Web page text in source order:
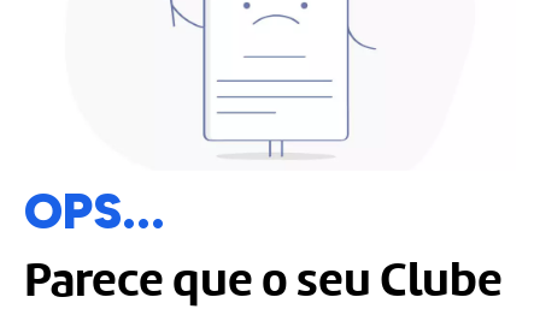
OPS...
Parece que o seu Clube